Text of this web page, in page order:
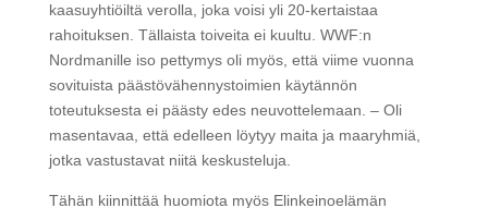
kaasuyhtiöiltä verolla, joka voisi yli 20-kertaistaa
rahoituksen. Tällaista toiveita ei kuultu. WWF:n
Nordmanille iso pettymys oli myös, että viime vuonna
sovituista päästövähennystoimien käytännön
toteutuksesta ei päästy edes neuvottelemaan. – Oli
masentavaa, että edelleen löytyy maita ja maaryhmiä,
jotka vastustavat niitä keskusteluja.
Tähän kiinnittää huomiota myös Elinkeinoelämän